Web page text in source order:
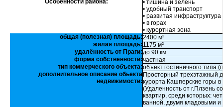
Особенности района:
• тишина и зелень
• удобный транспорт
• развитая инфраструктура
• в горах
• курортная зона
общая (полезная) площадь:2400 м²
жилая площадь: 1175 м²
удалённость от Праги:до 90 км
форма собственности:частная
тип коммерческого объекта:объект гостиничного типа
дополнительное описание обьекта
недвижимости:
Просторный трехэтажный
курорта Кашперские горы
(Удаленность от г.Плзень
квартир, среди которых:
ванной, двумя кладовыми